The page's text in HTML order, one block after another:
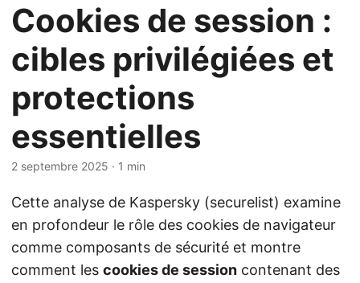
Cookies de session :
cibles privilégiées et
protections
essentielles
2 septembre 2025 · 1 min
Cette analyse de Kaspersky (securelist) examine
en profondeur le rôle des cookies de navigateur
comme composants de sécurité et montre
comment les cookies de session contenant des